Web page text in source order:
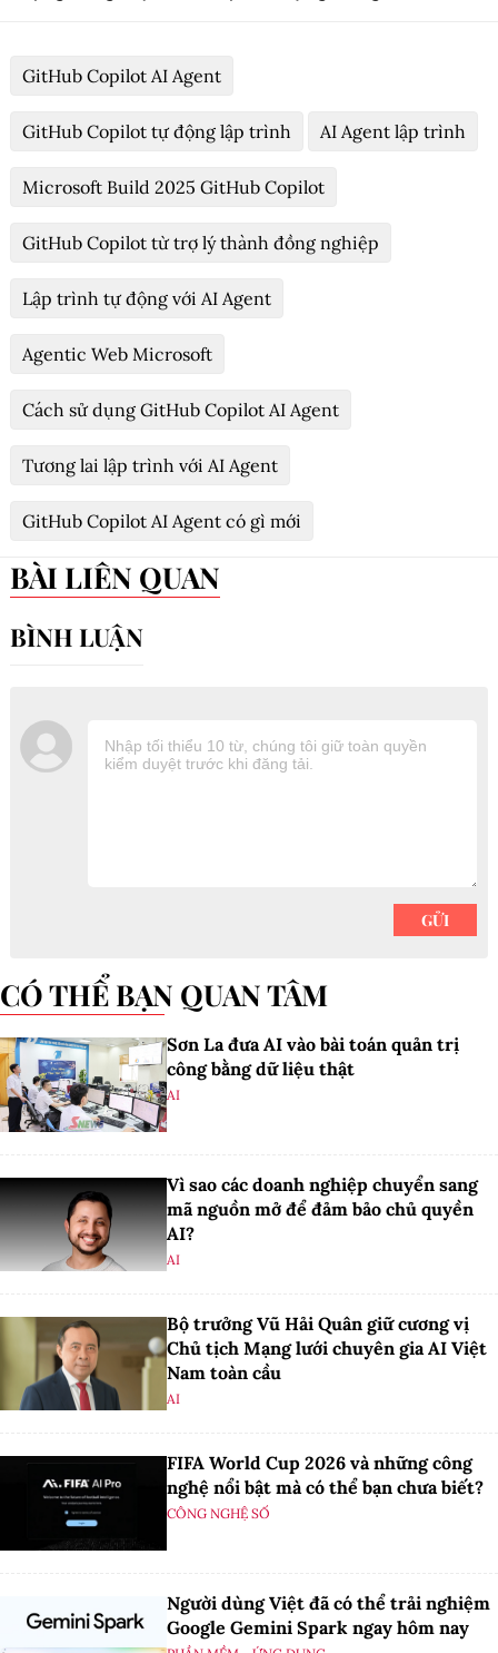
GitHub Copilot AI Agent
GitHub Copilot tự động lập trình AI Agent lập trình
Microsoft Build 2025 GitHub Copilot
GitHub Copilot từ trợ lý thành đồng nghiệp
Lập trình tự động với AI Agent
Agentic Web Microsoft
Cách sử dụng GitHub Copilot AI Agent
Tương lai lập trình với AI Agent
GitHub Copilot AI Agent có gì mới
BÀI LIÊN QUAN
CÓ THỂ BẠN QUAN TÂM
Sơn La đưa AI vào bài toán quản trị
công bằng dữ liệu thật
AI
Vì sao các doanh nghiệp chuyển sang
mã nguồn mở để đảm bảo chủ quyền
AI?
AI
Bộ trưởng Vũ Hải Quân giữ cương vị
Chủ tịch Mạng lưới chuyên gia AI Việt
Nam toàn cầu
AI
FIFA World Cup 2026 và những công
nghệ nổi bật mà có thể bạn chưa biết?
CÔNG NGHỆ SỐ
Người dùng Việt đã có thể trải nghiệm
Google Gemini Spark ngay hôm nay